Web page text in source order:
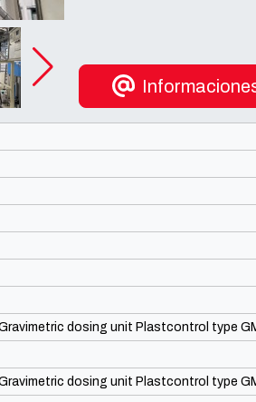
dosing unit Plastcontrol type
dosing unit Plastcontrol type